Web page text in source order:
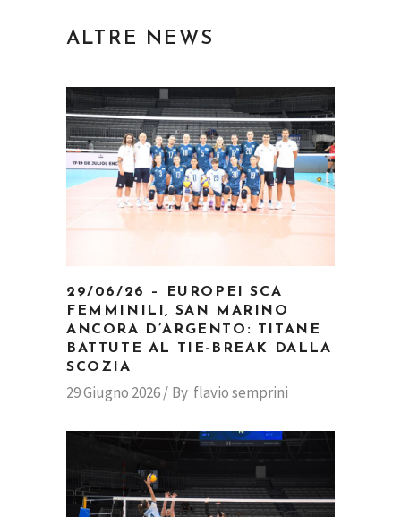
ALTRE NEWS
29/06/26 – EUROPEI SCA
FEMMINILI, SAN MARINO
ANCORA D’ARGENTO: TITANE
BATTUTE AL TIE-BREAK DALLA
SCOZIA
29 Giugno 2026 By flavio semprini